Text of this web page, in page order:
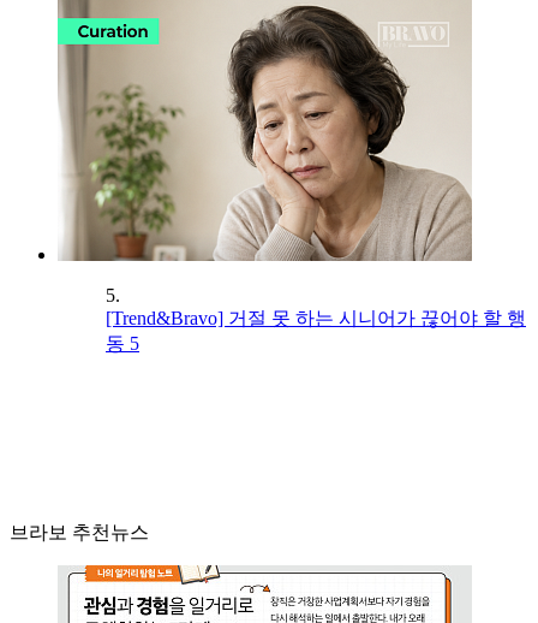
5.
[Trend&Bravo] 거절 못 하는 시니어가 끊어야 할 행
동 5
브라보 추천뉴스